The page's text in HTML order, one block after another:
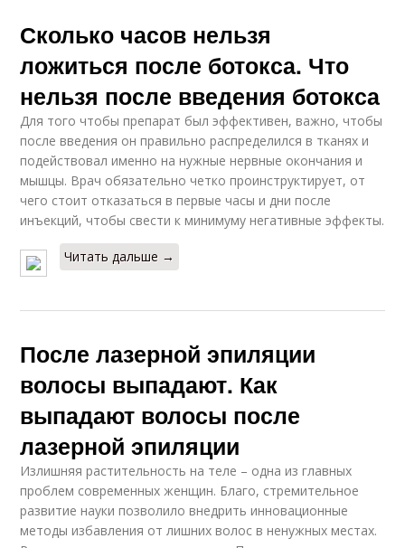
Сколько часов нельзя
ложиться после ботокса. Что
нельзя после введения ботокса
Для того чтобы препарат был эффективен, важно, чтобы
после введения он правильно распределился в тканях и
подействовал именно на нужные нервные окончания и
мышцы. Врач обязательно четко проинструктирует, от
чего стоит отказаться в первые часы и дни после
инъекций, чтобы свести к минимуму негативные эффекты.
Читать дальше →
После лазерной эпиляции
волосы выпадают. Как
выпадают волосы после
лазерной эпиляции
Излишняя растительность на теле – одна из главных
проблем современных женщин. Благо, стремительное
развитие науки позволило внедрить инновационные
методы избавления от лишних волос в ненужных местах.